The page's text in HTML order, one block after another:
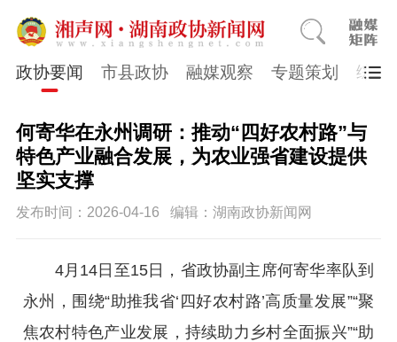
政协要闻 市县政协 融媒观察 专题策划 综合
何寄华在永州调研：推动“四好农村路”与
特色产业融合发展，为农业强省建设提供
坚实支撑
发布时间：2026-04-16 编辑：湖南政协新闻网
4月14日至15日，省政协副主席何寄华率队到
永州，围绕“助推我省‘四好农村路’高质量发展”“聚
焦农村特色产业发展，持续助力乡村全面振兴”“助